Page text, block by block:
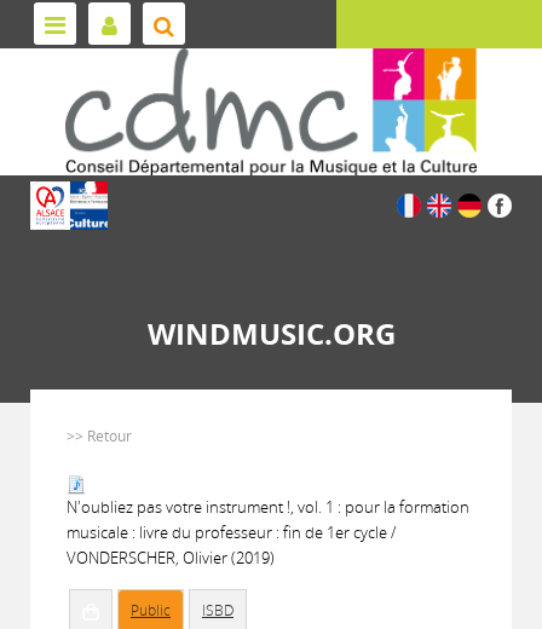
WINDMUSIC.ORG
>> Retour
N'oubliez pas votre instrument !, vol. 1 : pour la formation
musicale : livre du professeur : fin de 1er cycle /
VONDERSCHER, Olivier (2019)
Public ISBD